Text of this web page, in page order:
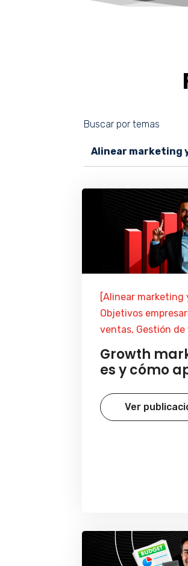
Buscar por temas
[Alinear marketing
Objetivos
ventas, Gestión de
Growth
es y cómo
Ver